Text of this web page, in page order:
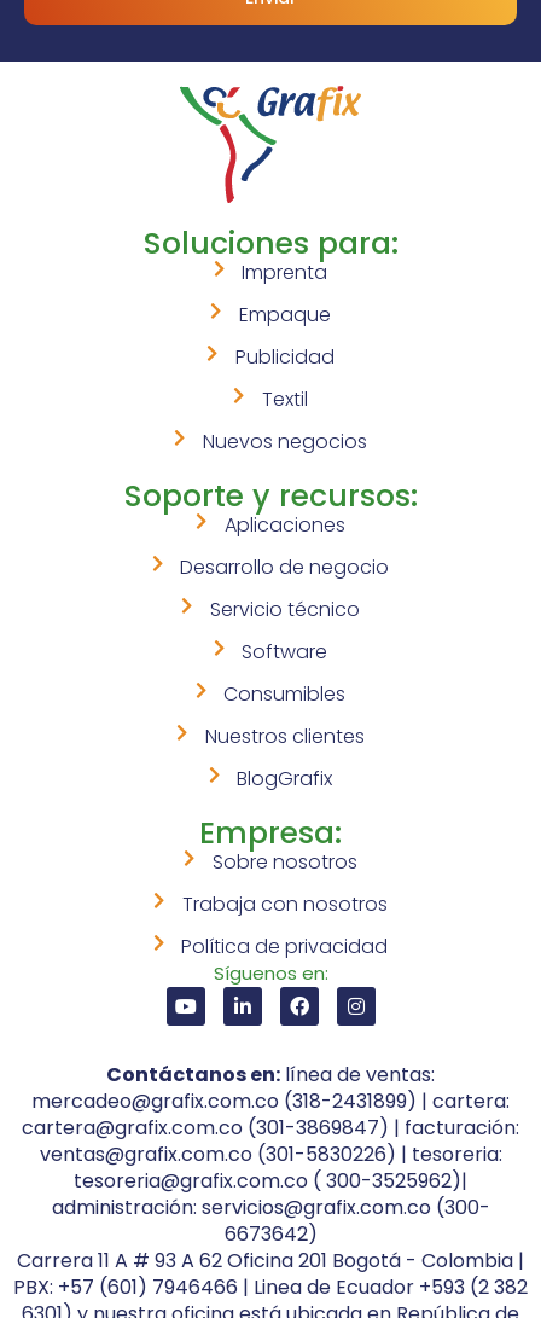
Soluciones para:
Imprenta
Empaque
Publicidad
Textil
Nuevos negocios
Soporte y recursos:
Aplicaciones
Desarrollo de negocio
Servicio técnico
Software
Consumibles
Nuestros clientes
BlogGrafix
Empresa:
Sobre nosotros
Trabaja con nosotros
Política de privacidad
Síguenos en:
Contáctanos en: línea de ventas:
mercadeo@grafix.com.co (318-2431899) | cartera:
cartera@grafix.com.co (301-3869847) | facturación:
ventas@grafix.com.co (301-5830226) | tesoreria:
tesoreria@grafix.com.co ( 300-3525962)|
administración: servicios@grafix.com.co (300-
6673642)
Carrera 11 A # 93 A 62 Oficina 201 Bogotá - Colombia |
PBX: +57 (601) 7946466 | Linea de Ecuador +593 (2 382